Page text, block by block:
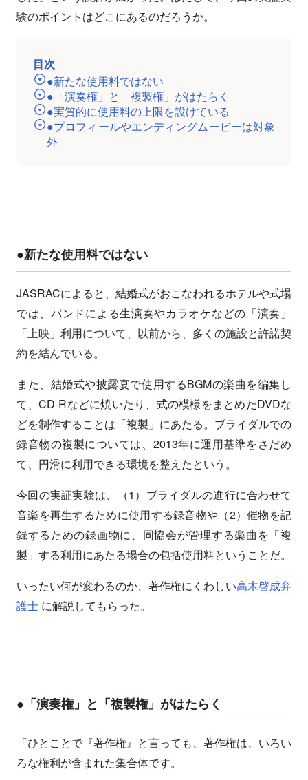
験のポイントはどこにあるのだろうか。
目次
●新たな使用料ではない
●「演奏権」と「複製権」がはたらく
●実質的に使用料の上限を設けている
●プロフィールやエンディングムービーは対象
外
●新たな使用料ではない
JASRACによると、結婚式がおこなわれるホテルや式場
では、バンドによる生演奏やカラオケなどの「演奏」
「上映」利用について、以前から、多くの施設と許諾契
約を結んでいる。
また、結婚式や披露宴で使用するBGMの楽曲を編集し
て、CD-Rなどに焼いたり、式の模様をまとめたDVDな
どを制作することは「複製」にあたる。ブライダルでの
録音物の複製については、2013年に運用基準をさだめ
て、円滑に利用できる環境を整えたという。
今回の実証実験は、（1）ブライダルの進行に合わせて
音楽を再生するために使用する録音物や（2）催物を記
録するための録画物に、同協会が管理する楽曲を「複
製」する利用にあたる場合の包括使用料ということだ。
いったい何が変わるのか、著作権にくわしい高木啓成弁
護士 に解説してもらった。
●「演奏権」と「複製権」がはたらく
「ひとことで『著作権』と言っても、著作権は、いろい
ろな権利が含まれた集合体です。